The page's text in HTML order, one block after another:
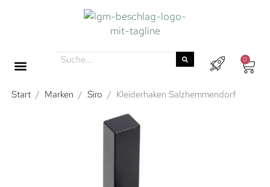
0
Start / Marken / Siro / Kleiderhaken Salzhemmendorf